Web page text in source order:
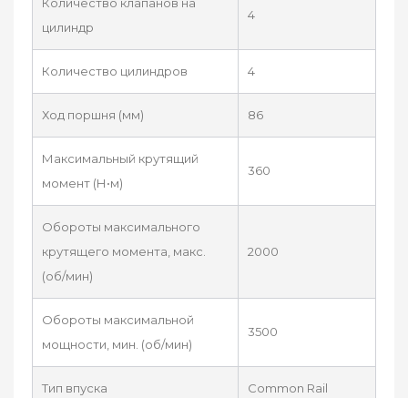
цилиндр
4
Количество цилиндров 4
Ход поршня (мм) 86
Максимальный крутящий
момент (Н•м)
360
Обороты максимального
крутящего момента, макс.
(об/мин)
2000
Обороты максимальной
мощности, мин. (об/мин)
3500
Тип впуска Common Rail